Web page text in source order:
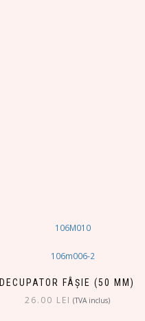
DECUPATOR FÂȘIE (50 MM)
26.00 LEI (TVA inclus)